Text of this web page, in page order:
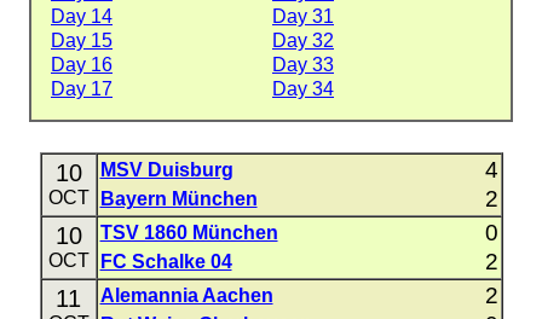
Day 14
Day 31
Day 15
Day 32
Day 16
Day 33
Day 17
Day 34
10
OCT
MSV Duisburg 4
Bayern München 2
10
OCT
TSV 1860 München 0
FC Schalke 04 2
11 Alemannia Aachen 2